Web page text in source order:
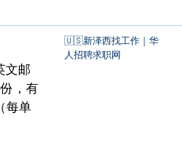
文邮
，有
每单
🇺🇸新泽西找工作｜华
人招聘求职网